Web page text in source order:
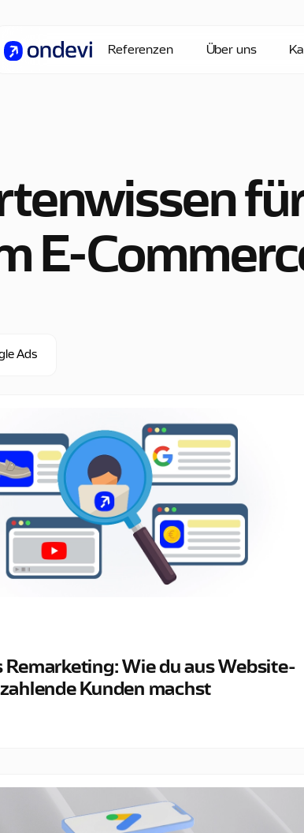
Referenzen Über uns
E-
Ads
Remarketing: Wie du aus Website-
Kunden machst